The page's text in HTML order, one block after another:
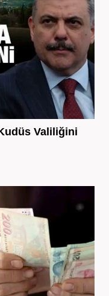
Valiliğini